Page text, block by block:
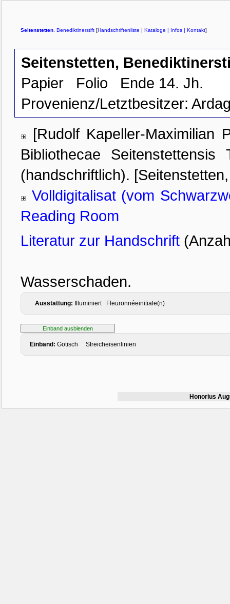
Seitenstetten , Benediktinerstift [Handschriftenliste | Kataloge | Infos | Kontakt]
Seitenstetten,
Papier
Folio
Ende 14. Jh.
Provenienz/Letztbesitzer:
[Rudolf Kapeller-Maximilian
Bibliothecae
(handschriftlich).
Volldigitalisat (vom
Reading Room
Literatur zur Handschrift
Wasserschaden.
Ausstattung: Illuminiert Fleuronnéeinitiale(n)
Einband: Gotisch Streicheisenlinien
Honorius